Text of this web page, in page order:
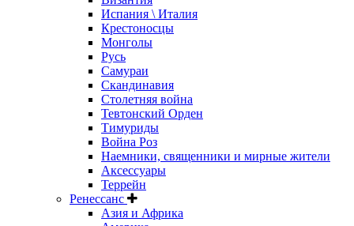
Испания \ Италия
Крестоносцы
Монголы
Русь
Самураи
Скандинавия
Столетняя война
Тевтонский Орден
Тимуриды
Война Роз
Наемники, священники и мирные жители
Аксессуары
Террейн
Ренессанс
Азия и Африка